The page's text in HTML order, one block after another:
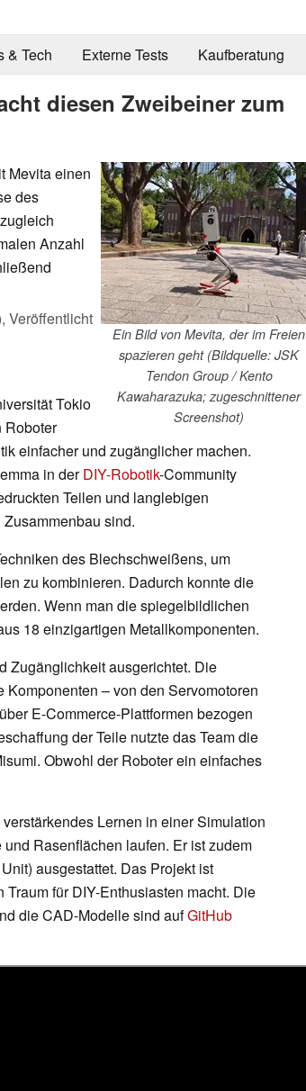
& Tech Externe Tests Kaufberatung
diesen Zweibeiner zum
Ein Bild von Mevita, der im Freien
spazieren geht (Bildquelle: JSK
Tendon Group / Kento
Kawaharazuka; zugeschnittener
Screenshot)
Mevita einen
des
Anzahl
Veröffentlicht
Tokio
Roboter
einfacher und zugänglicher machen.
in derDIY-Robotik-Community
Teilen und langlebigen
sind.
des Blechschweißens, um
zu kombinieren. Dadurch konnte die
Wenn man die spiegelbildlichen
18 einzigartigen Metallkomponenten.
Zugänglichkeit ausgerichtet. Die
– von den Servomotoren
E-Commerce-Plattformen bezogen
der Teile nutzte das Team die
Obwohl der Roboter ein einfaches
Lernen in einer Simulation
Rasenflächen laufen. Er ist zudem
ausgestattet. Das Projekt ist
für DIY-Enthusiasten macht. Die
die CAD-Modelle sind aufGitHub